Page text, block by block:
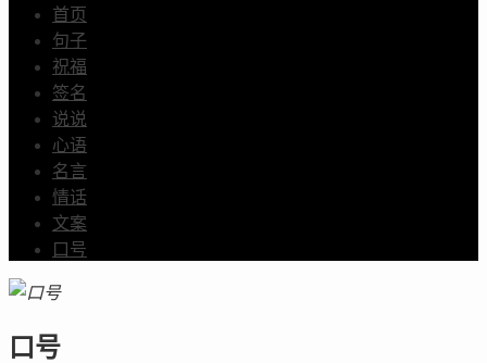
首页
句子
祝福
签名
说说
心语
名言
情话
文案
口号
口号